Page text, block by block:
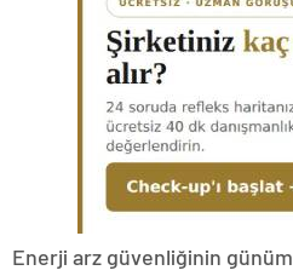
Enerji arz güvenliğinin